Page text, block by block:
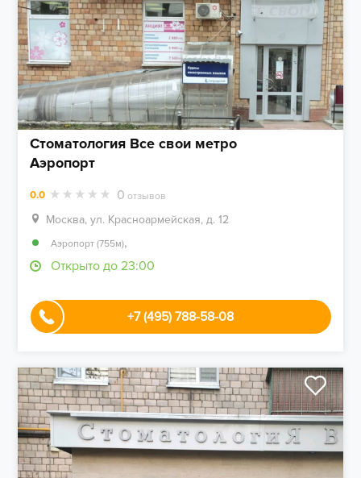
Стоматология Все свои метро
Аэропорт
0.0 0 отзывов
Москва, ул. Красноармейская, д. 12
Аэропорт (755м),
Открыто до 23:00
+7 (495) 788-58-08